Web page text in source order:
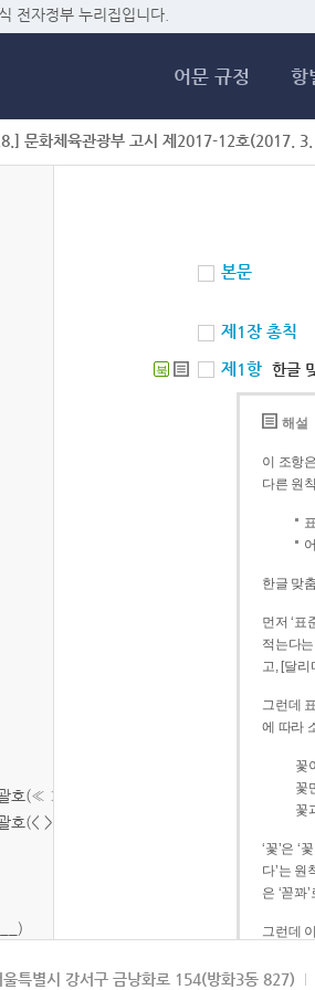
전자정부 누리집입니다.
어문 규정 항
문화체육관광부 고시 제2017-12호(2017.
괄호(≪ ≫)
호(< >)
본문
제1장 총칙
북 제1항 한글
해설
이 조항
다른 원
한글 맞
먼저 ‘표
적는다는 것은
고, [달리
그런데
에 따라
꽃
꽃
꽃
‘꽃’은 ‘
다’는 원칙만 적
은 ‘꼳꽈
그런데
되게 적
특별시 강서구 금낭화로 154(방화3동 827)